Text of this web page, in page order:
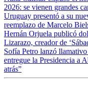
2026: se vienen grandes
Uruguay presentó a su
reemplazo de Marcelo
Hernán Orjuela publicó
Lizarazo, creador de
Sofía Petro lanzó llamativo
entregue la Presidencia a
atrás”